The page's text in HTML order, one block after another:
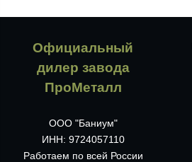
Официальный
дилер завода
ПроМеталл
ООО "Баниум"
ИНН: 9724057110
Работаем по всей России